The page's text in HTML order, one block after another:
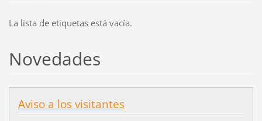
La lista de etiquetas está vacía.
Novedades
Aviso a los visitantes